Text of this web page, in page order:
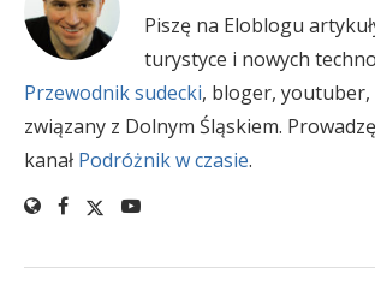
Piszę na Eloblogu
turystyce i nowych
Przewodnik sudecki, bloger,
związany z Dolnym Śląskiem.
kanał Podróżnik w czasie.